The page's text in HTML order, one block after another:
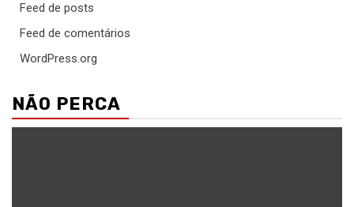
Feed de posts
Feed de comentários
WordPress.org
NÃO PERCA